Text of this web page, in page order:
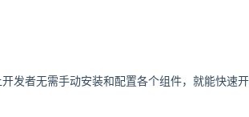
发者无需手动安装和配置各个组件，就能快速